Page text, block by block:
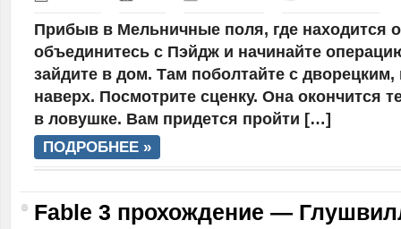
Прибыв в Мельничные поля, где находится
объединитесь с Пэйдж и начинайте
зайдите в дом. Там поболтайте с дворецким,
наверх. Посмотрите сценку. Она окончится
в ловушке. Вам придется пройти […]
ПОДРОБНЕЕ »
Fable 3 прохождение —